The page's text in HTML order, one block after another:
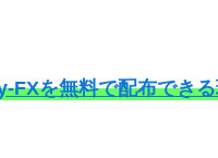
FXを無料で配布でき